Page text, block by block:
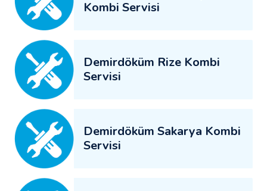
Kombi Servisi
Demirdöküm Rize Kombi
Servisi
Demirdöküm Sakarya Kombi
Servisi